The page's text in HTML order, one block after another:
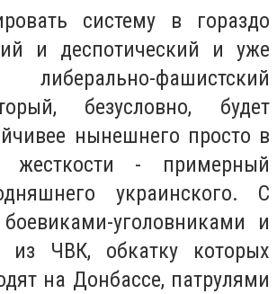
систему в гораздо
и деспотический и уже
либерально-фашистский
безусловно, будет
нынешнего просто в
жесткости - примерный
украинского. С
уголовниками и
из ЧВК, обкатку которых
на Донбассе, патрулями